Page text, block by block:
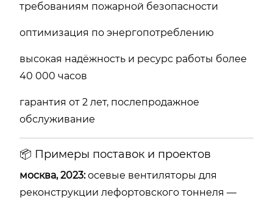
требованиям пожарной безопасности
оптимизация по энергопотреблению
высокая надёжность и ресурс работы более
40 000 часов
гарантия от 2 лет, послепродажное
обслуживание
📦 Примеры поставок и проектов
москва, 2023:осевые вентиляторы для
реконструкции лефортовского тоннеля —